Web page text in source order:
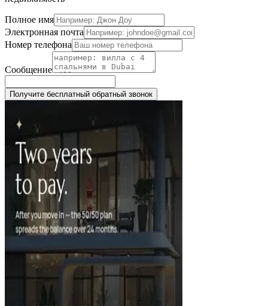
Полное имя
Электронная почта
Номер телефона
Сообщение
Получите бесплатный обратный звонок